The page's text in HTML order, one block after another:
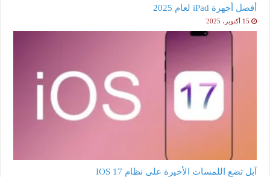
أفضل أجهزة iPad لعام 2025
15 أكتوبر، 2025
آبل تضع اللمسات الأخيرة على نظام IOS 17